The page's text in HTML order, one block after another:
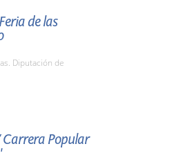
de las
Diputación de
Carrera Popular